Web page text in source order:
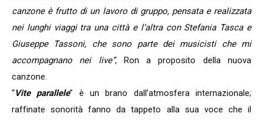
canzone è frutto di un lavoro di gruppo, pensata e realizzata
nei lunghi viaggi tra una città e l’altra con Stefania Tasca e
Giuseppe Tassoni, che sono parte dei musicisti che mi
accompagnano nei live”, Ron a proposito della nuova
canzone.
“Vite parallele” è un brano dall’atmosfera internazionale;
raffinate sonorità fanno da tappeto alla sua voce che il